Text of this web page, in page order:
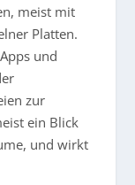
meist mit
Platten.
und
zur
ein Blick
und wirkt